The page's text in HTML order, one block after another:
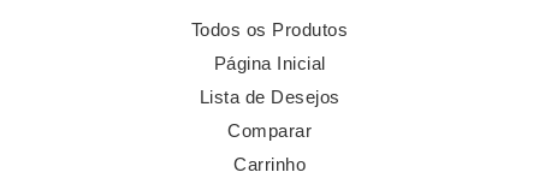
Todos os Produtos
Página Inicial
Lista de Desejos
Comparar
Carrinho